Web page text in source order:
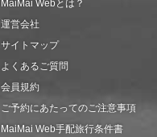
MaiMai Webとは？
運営会社
サイトマップ
よくあるご質問
会員規約
ご予約にあたってのご注意事項
MaiMai Web手配旅行条件書